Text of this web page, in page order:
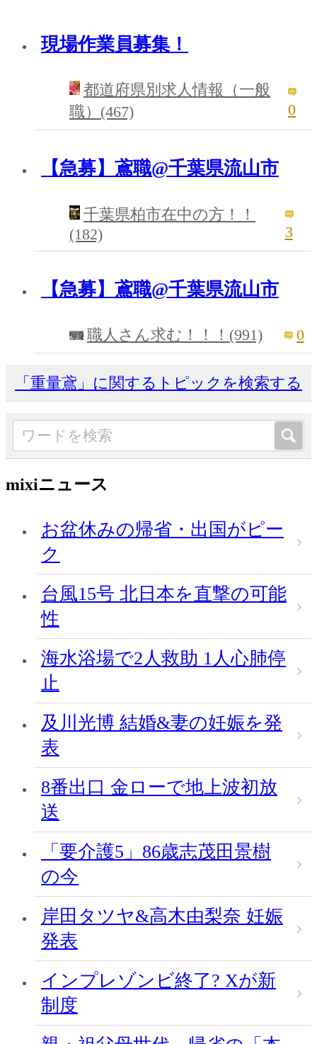
現場作業員募集！
都道府県別求人情報（一般
職）(467)
0
【急募】鳶職@千葉県流山市
千葉県柏市在中の方！！
(182)
3
【急募】鳶職@千葉県流山市
職人さん求む！！！(991) 0
「重量鳶」に関するトピックを検索する
mixiニュース
お盆休みの帰省・出国がピー
ク
台風15号 北日本を直撃の可能
性
海水浴場で2人救助 1人心肺停
止
及川光博 結婚&妻の妊娠を発
表
8番出口 金ローで地上波初放
送
「要介護5」86歳志茂田景樹
の今
岸田タツヤ&高木由梨奈 妊娠
発表
インプレゾンビ終了? Xが新
制度